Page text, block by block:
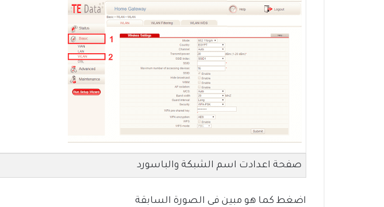
صفحة اعدادت اسم الشبكة والباسورد
اضغط كما هو مبين فى الصورة السابقة